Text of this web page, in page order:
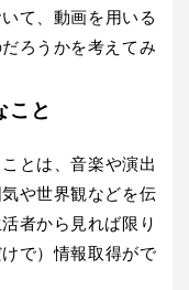
て、動画を用いる
ろうかを考えてみ
こと
とは、音楽や演出
や世界観などを伝
者から見れば限り
で）情報取得がで